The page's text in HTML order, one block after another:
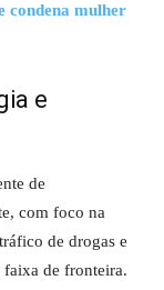
condena mulher
e
de
com foco na
de drogas e
faixa de fronteira.